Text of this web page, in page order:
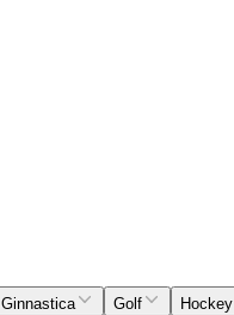
Ginnastica Golf Hockey